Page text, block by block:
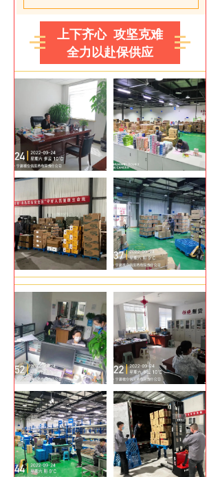
上下齐心 攻坚克难
全力以赴保供应